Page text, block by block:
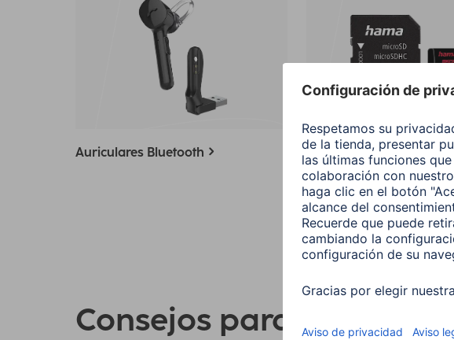
Auriculares Bluetooth
Tarjetas de memoria
telefonos moviles
Consejos para su